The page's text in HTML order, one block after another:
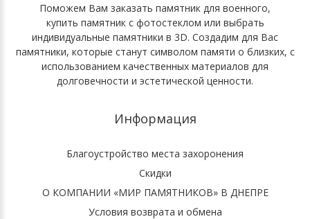
Поможем Вам заказать памятник для военного,
купить памятник с фотостеклом или выбрать
индивидуальные памятники в 3D. Cоздадим для Вас
памятники, которые станут символом памяти о близких, с
использованием качественных материалов для
долговечности и эстетической ценности.
Информация
Благоустройство места захоронения
Скидки
О КОМПАНИИ «МИР ПАМЯТНИКОВ» В ДНЕПРЕ
Условия возврата и обмена